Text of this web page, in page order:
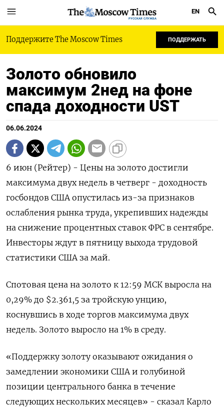
РУССКАЯ СЛУЖБА
EN
Поддержите The Moscow Times ПОДДЕРЖАТЬ
Золото обновило
максимум 2нед на фоне
спада доходности UST
06.06.2024
6 июн (Рейтер) - Цены на золото достигли
максимума двух недель в четверг - доходность
госбондов США опустилась из-за признаков
ослабления рынка труда, укрепивших надежды
на снижение процентных ставок ФРС в сентябре.
Инвесторы ждут в пятницу выхода трудовой
статистики США за май.
Спотовая цена на золото к 12:59 МСК выросла на
0,29% до $2.361,5​ за тройскую унцию,
коснувшись в ходе торгов максимума двух
недель. Золото выросло на 1% в среду.
«Поддержку золоту оказывают ожидания о
замедлении экономики США и голубиной
позиции центрального банка в течение
следующих нескольких месяцев» - сказал Карло